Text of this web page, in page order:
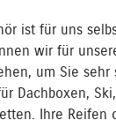
ist für uns
wir für
um Sie
Dachboxen,
Ihre